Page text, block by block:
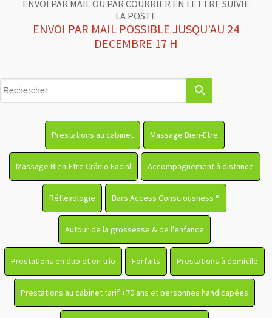
ENVOI PAR MAIL OU PAR COURRIER EN LETTRE SUIVIE
LA POSTE
ENVOI PAR MAIL POSSIBLE JUSQU'AU 24
DECEMBRE 17 H
search
Prestations au cabinet Massage Bien-Etre
Massage Bien-Etre Crânio Facial Accompagnement à distance
Réflexologie Bars Access Consciousness ®
Autour de la grossesse & de l'enfance
Prestations en duo et en trio Forfaits Prestations à domicile
Prestations au cabinet tarif +70 ans et personnes handicapées